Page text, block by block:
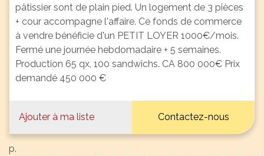
pâtissier sont de plain pied. Un logement de 3 pièces
+ cour accompagne l'affaire. Ce fonds de commerce
à vendre bénéficie d'un PETIT LOYER 1000€/mois.
Fermé une journée hebdomadaire + 5 semaines.
Production 65 qx, 100 sandwichs. CA 800 000€ Prix
demandé 450 000 €
Ajouter à ma liste Contactez-nous
p.